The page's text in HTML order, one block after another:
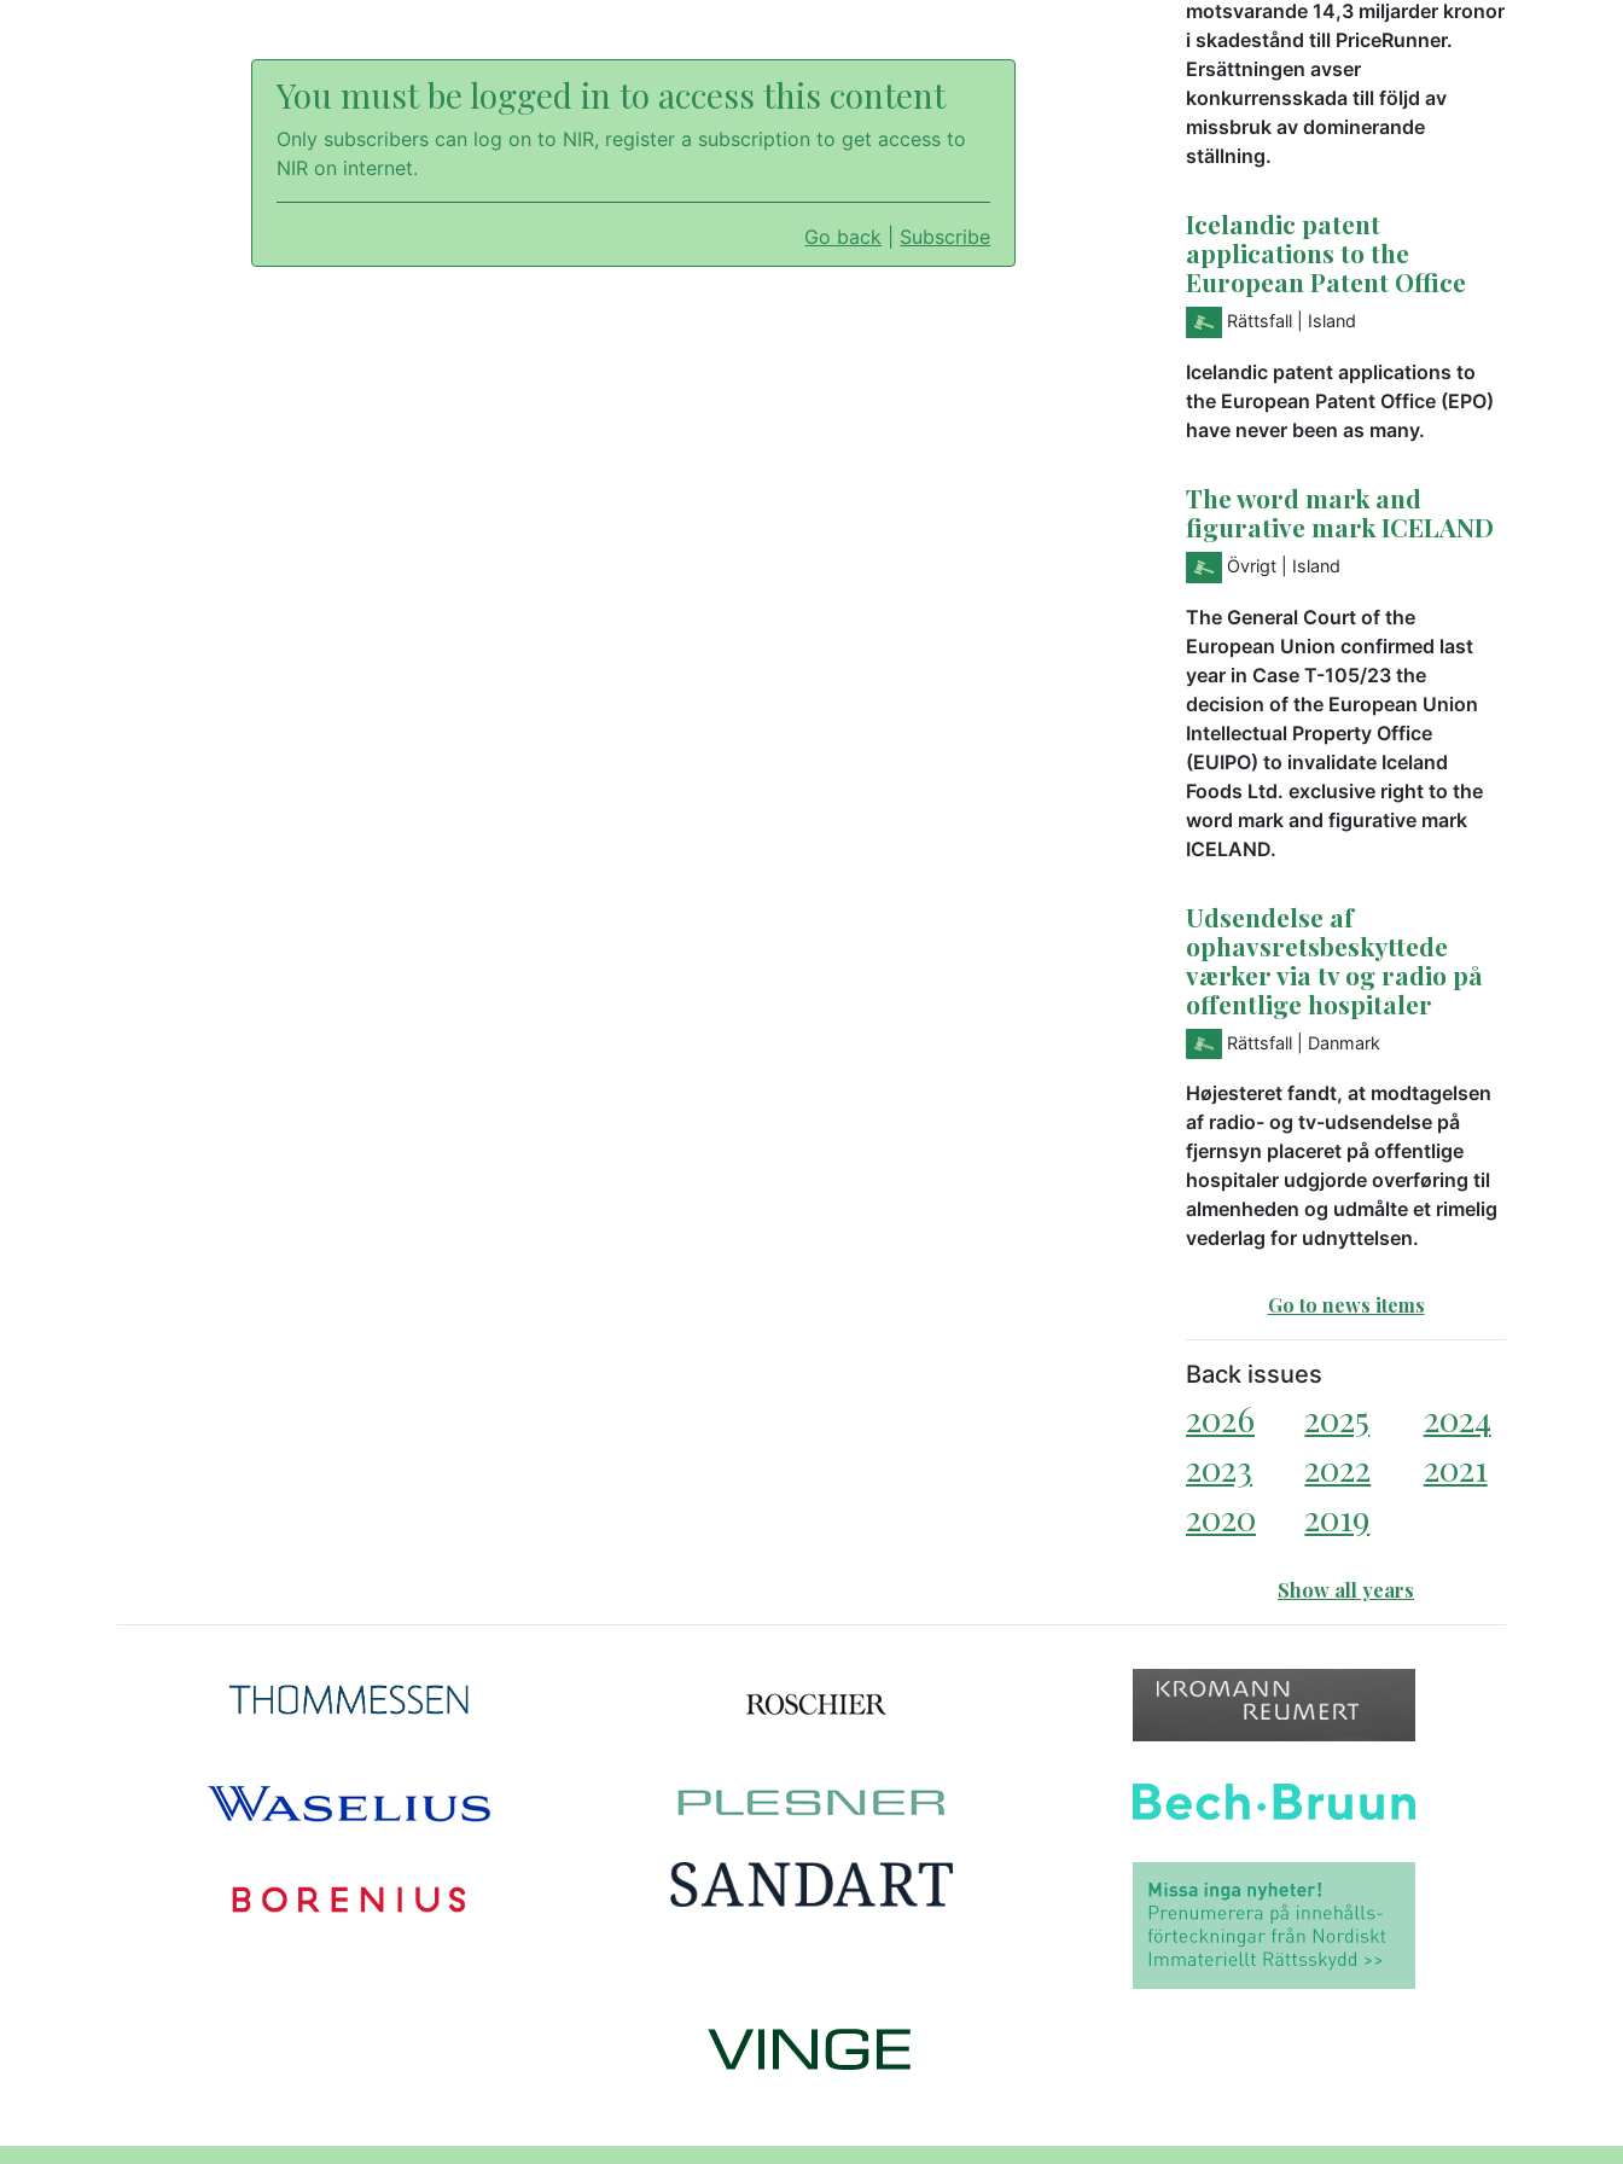
You must be logged in to access this content
Only subscribers can log on to NIR, register a subscription to get access to
NIR on internet.
Go back Subscribe
motsvarande 14,3 miljarder kronor
i skadestånd till PriceRunner.
Ersättningen avser
konkurrensskada till följd av
missbruk av dominerande
ställning.
Icelandic patent
applications to the
European Patent Office
Rättsfall | Island
Icelandic patent applications to
the European Patent Office (EPO)
have never been as many.
The word mark and
figurative mark ICELAND
Övrigt | Island
The General Court of the
European Union confirmed last
year in Case T-105/23 the
decision of the European Union
Intellectual Property Office
(EUIPO) to invalidate Iceland
Foods Ltd. exclusive right to the
word mark and figurative mark
ICELAND.
Udsendelse af
ophavsretsbeskyttede
værker via tv og radio på
offentlige hospitaler
Rättsfall | Danmark
Højesteret fandt, at modtagelsen
af radio- og tv-udsendelse på
fjernsyn placeret på offentlige
hospitaler udgjorde overføring til
almenheden og udmålte et rimelig
vederlag for udnyttelsen.
Go to news items
Back issues
2026 2025
2024
2023
2022
2021
2020
2019
Show all years